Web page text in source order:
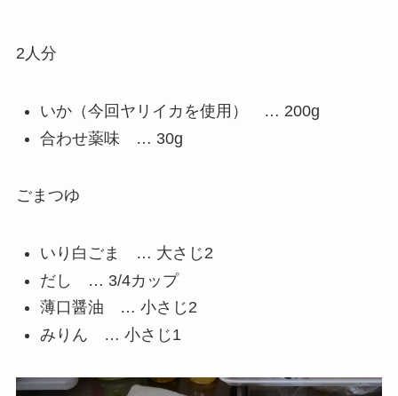
2人分
いか（今回ヤリイカを使用） … 200g
合わせ薬味 … 30g
ごまつゆ
いり白ごま … 大さじ2
だし … 3/4カップ
薄口醤油 … 小さじ2
みりん … 小さじ1